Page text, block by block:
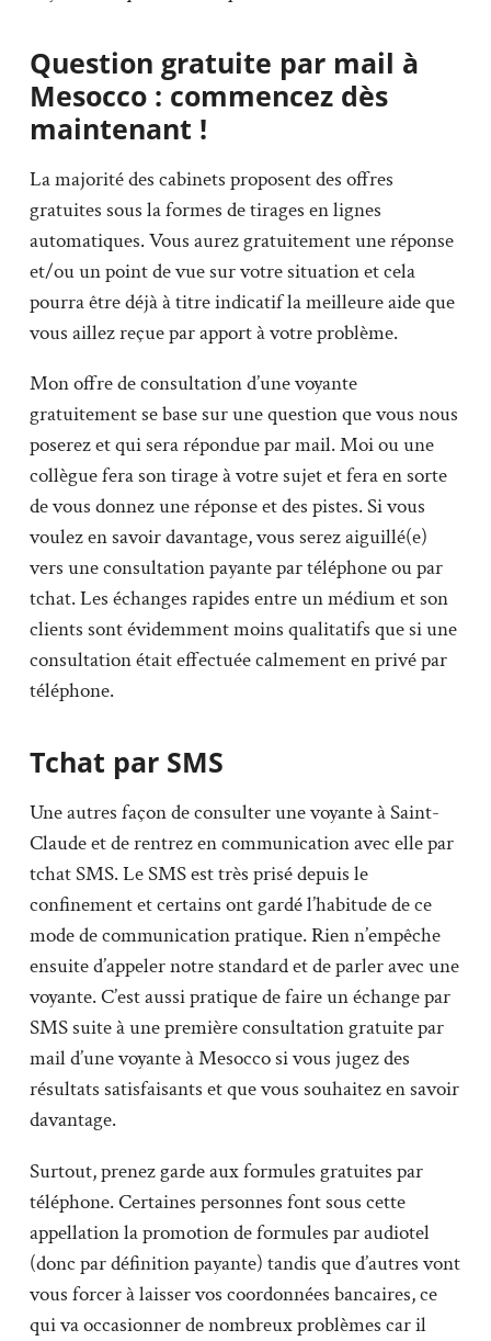
Question gratuite par mail à
Mesocco : commencez dès
maintenant !
La majorité des cabinets proposent des offres
gratuites sous la formes de tirages en lignes
automatiques. Vous aurez gratuitement une réponse
et/ou un point de vue sur votre situation et cela
pourra être déjà à titre indicatif la meilleure aide que
vous aillez reçue par apport à votre problème.
Mon offre de consultation d’une voyante
gratuitement se base sur une question que vous nous
poserez et qui sera répondue par mail. Moi ou une
collègue fera son tirage à votre sujet et fera en sorte
de vous donnez une réponse et des pistes. Si vous
voulez en savoir davantage, vous serez aiguillé(e)
vers une consultation payante par téléphone ou par
tchat. Les échanges rapides entre un médium et son
clients sont évidemment moins qualitatifs que si une
consultation était effectuée calmement en privé par
téléphone.
Tchat par SMS
Une autres façon de consulter une voyante à Saint-
Claude et de rentrez en communication avec elle par
tchat SMS. Le SMS est très prisé depuis le
confinement et certains ont gardé l’habitude de ce
mode de communication pratique. Rien n’empêche
ensuite d’appeler notre standard et de parler avec une
voyante. C’est aussi pratique de faire un échange par
SMS suite à une première consultation gratuite par
mail d’une voyante à Mesocco si vous jugez des
résultats satisfaisants et que vous souhaitez en savoir
davantage.
Surtout, prenez garde aux formules gratuites par
téléphone. Certaines personnes font sous cette
appellation la promotion de formules par audiotel
(donc par définition payante) tandis que d’autres vont
vous forcer à laisser vos coordonnées bancaires, ce
qui va occasionner de nombreux problèmes car il